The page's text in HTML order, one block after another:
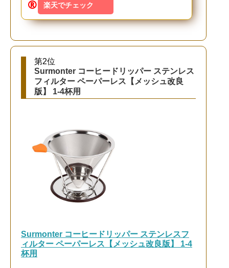
楽天でチェック
第2位
Surmonter コーヒードリッパー ステンレス
フィルター ペーパーレス【メッシュ改良
版】 1-4杯用
Surmonter コーヒードリッパー ステンレスフ
ィルター ペーパーレス【メッシュ改良版】 1-4
杯用